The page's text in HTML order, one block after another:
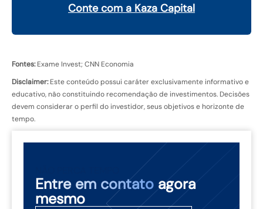
Conte com a Kaza Capital
Fontes:Exame Invest; CNN Economia
Disclaimer:Este conteúdo possui caráter exclusivamente informativo e
educativo, não constituindo recomendação de investimentos. Decisões
devem considerar o perfil do investidor, seus objetivos e horizonte de
tempo.
Entre em contato agora
mesmo